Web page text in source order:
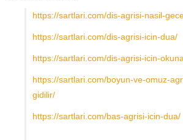
https://sartlari.com/dis-agrisi-nasil-
https://sartlari.com/dis-agrisi-icin-dua/
https://sartlari.com/dis-agrisi-icin-
https://sartlari.com/boyun-ve-omuz-
gidilir/
https://sartlari.com/bas-agrisi-icin-dua/